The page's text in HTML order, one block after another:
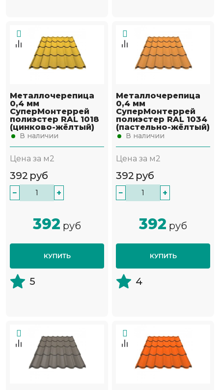
Металлочерепица
0,4 мм
СуперМонтеррей
полиэстер RAL 1018
(цинково-жёлтый)
В наличии
Цена за м2
392 руб
− +
392 руб
КУПИТЬ
5
Металлочерепица
0,4 мм
СуперМонтеррей
полиэстер RAL 1034
(пастельно-жёлтый)
В наличии
Цена за м2
392 руб
− +
392 руб
КУПИТЬ
4